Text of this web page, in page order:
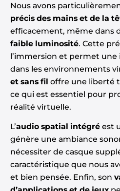
Nous avons
précis des mains et de la
efficacement, même dans
faible luminosité. Cette
l’immersion et permet
dans les environnements
et sans fil offre une liberté
ce qui est essentiel pour
réalité virtuelle.
L’audio spatial intégréest
génère une ambiance
nécessiter de casque
caractéristique que nous
et bien pensée. Enfin, son